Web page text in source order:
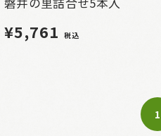
¥5,761 税込
1